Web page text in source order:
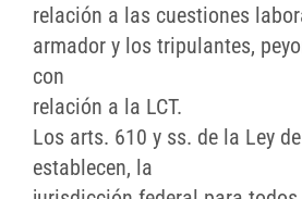
relación a las cuestiones
armador y los tripulantes,
con
relación a la LCT.
Los arts. 610 y ss. de la Ley
establecen, la